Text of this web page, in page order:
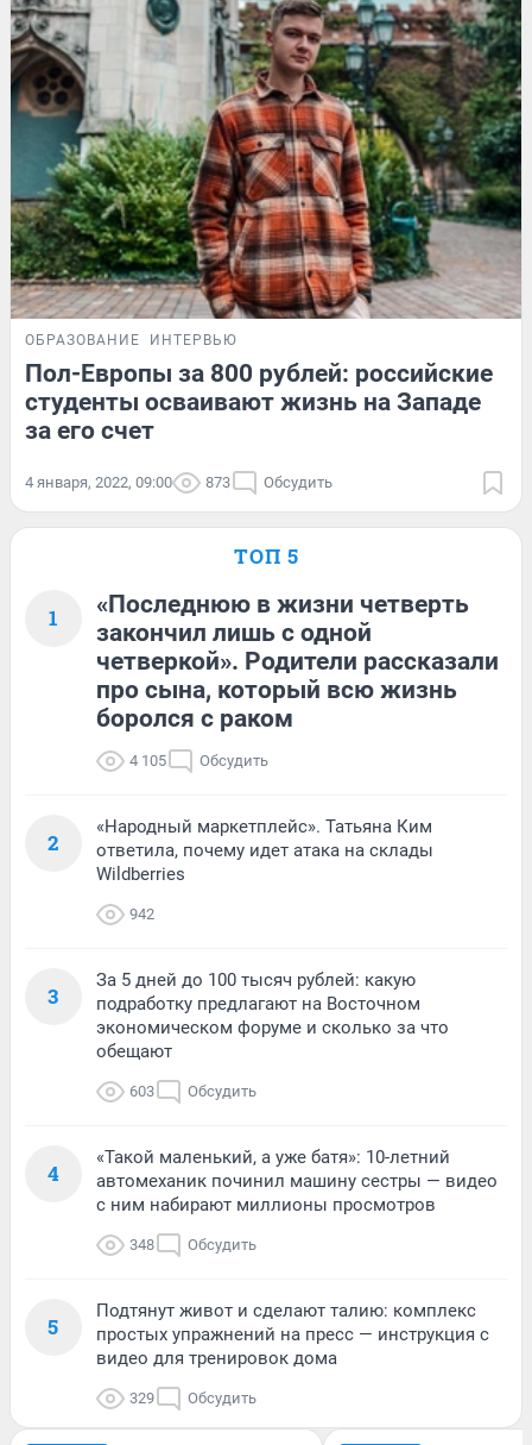
ОБРАЗОВАНИЕ ИНТЕРВЬЮ
Пол-Европы за 800 рублей: российские
студенты осваивают жизнь на Западе
за его счет
4 января, 2022, 09:00 873 Обсудить
ТОП 5
1
«Последнюю в жизни четверть
закончил лишь с одной
четверкой». Родители рассказали
про сына, который всю жизнь
боролся с раком
4 105 Обсудить
2
«Народный маркетплейс». Татьяна Ким
ответила, почему идет атака на склады
Wildberries
942
3
За 5 дней до 100 тысяч рублей: какую
подработку предлагают на Восточном
экономическом форуме и сколько за что
обещают
603 Обсудить
4
«Такой маленький, а уже батя»: 10-летний
автомеханик починил машину сестры — видео
с ним набирают миллионы просмотров
348 Обсудить
5
Подтянут живот и сделают талию: комплекс
простых упражнений на пресс — инструкция с
видео для тренировок дома
329 Обсудить